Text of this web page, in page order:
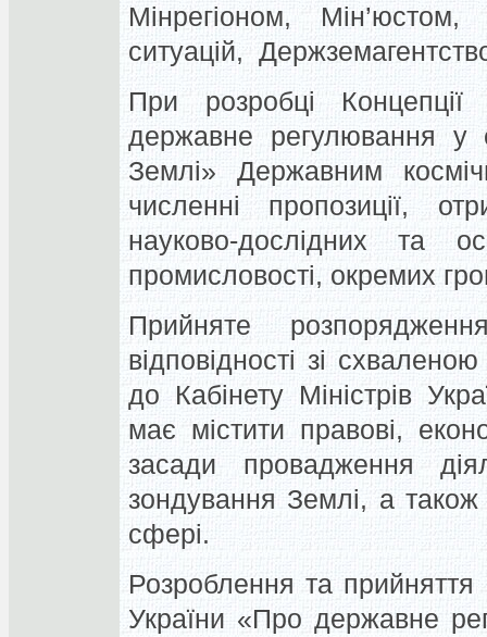
Мінрегіоном,
ситуацій,
При розробці
державне регулювання у
Землі» Державним
численні пропозиції,
науково-дослідних та
промисловості, окремих
Прийняте
відповідності зі
до Кабінету Міністрів
має містити правові,
засади провадження
зондування Землі, а
сфері.
Розроблення та
України «Про державне